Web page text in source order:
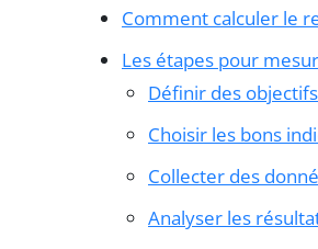
Comment calculer le
Les étapes pour
Définir des
Choisir les bons
Collecter des
Analyser les